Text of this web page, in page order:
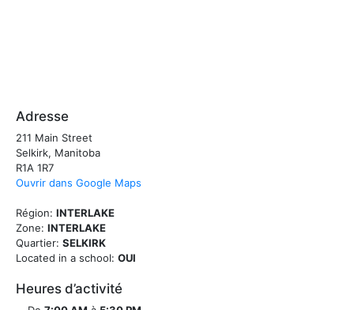
Adresse
211 Main Street
Selkirk, Manitoba
R1A 1R7
Ouvrir dans Google Maps
Région: INTERLAKE
Zone: INTERLAKE
Quartier: SELKIRK
Located in a school: OUI
Heures d’activité